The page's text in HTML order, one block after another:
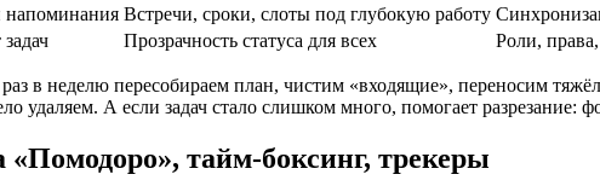
напоминания Встречи, сроки, слоты под глубокую работу
Прозрачность статуса для всех Роли,
в неделю пересобираем план, чистим «входящие», переносим
удаляем. А если задач стало слишком много, помогает разрезание:
тайм‑боксинг, трекеры